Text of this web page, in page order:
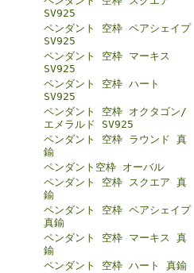
SV925
ペンダント 空枠 ペアシェイプ
SV925
ペンダント 空枠 マーキス
SV925
ペンダント 空枠 ハート
SV925
ペンダント 空枠 オクタゴン/
エメラルド SV925
ペンダント 空枠 ラウンド 真
鍮
ペンダント空枠 オーバル
ペンダント 空枠 スクエア 真
鍮
ペンダント 空枠 ペアシェイプ
真鍮
ペンダント 空枠 マーキス 真
鍮
ペンダント 空枠 ハート 真鍮